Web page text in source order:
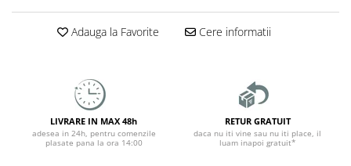
Adauga la Favorite Cere informatii
LIVRARE IN MAX 48h
adesea in 24h, pentru comenzile
plasate pana la ora 14:00
RETUR GRATUIT
daca nu iti vine sau nu iti place, il
luam inapoi gratuit*